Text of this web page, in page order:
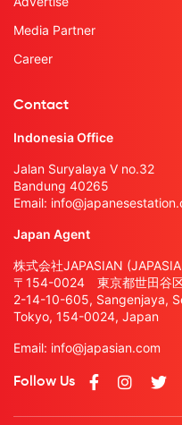
Media Partner
Career
Contact
Indonesia Office
Jalan Suryalaya V no.32
Bandung 40265
Email:
Japan Agent
株式会社JAPASIAN
〒154-0024 東京都世田谷
2-14-10-605, Sangenjaya,
Tokyo, 154-0024, Japan
Email: info@japasian.com
Follow Us